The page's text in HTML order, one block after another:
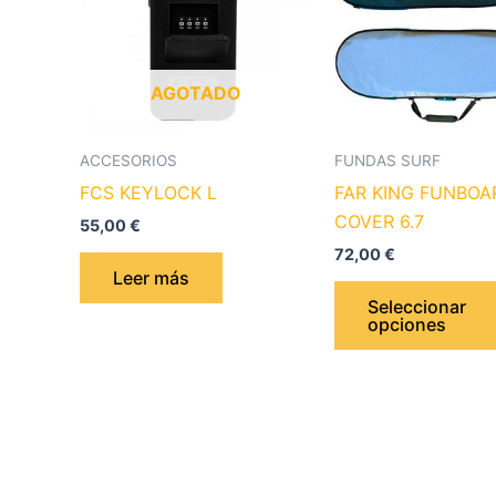
AGOTADO
ACCESORIOS
FCS KEYLOCK L
55,00€
Leer más
FUNDAS SURF
FAR KING
COVER 6.7
72,00€
Seleccionar
opciones